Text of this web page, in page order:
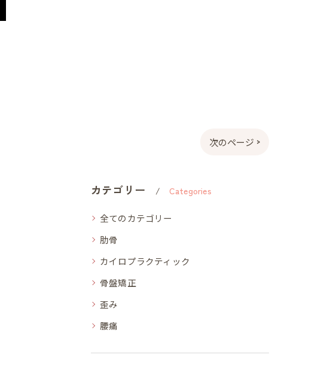
次のページ >
カテゴリー Categories
全てのカテゴリー
肋骨
カイロプラクティック
骨盤矯正
歪み
腰痛